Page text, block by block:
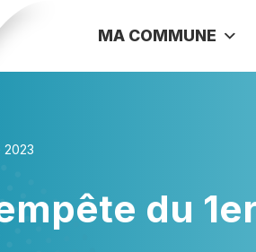
MA COMMUNE
2023
du